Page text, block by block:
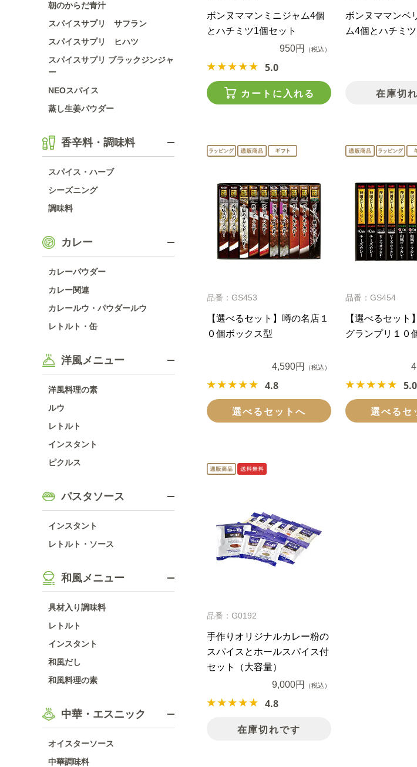
朝のからだ青汁
スパイスサプリ サフラン
スパイスサプリ ヒハツ
スパイスサプリ ブラックジンジャ
ー
NEOスパイス
蒸し生姜パウダー
香辛料・調味料
スパイス・ハーブ
シーズニング
調味料
カレー
カレーパウダー
カレー関連
カレールウ・パウダールウ
レトルト・缶
洋風メニュー
洋風料理の素
ルウ
レトルト
インスタント
ピクルス
パスタソース
インスタント
レトルト・ソース
和風メニュー
具材入り調味料
レトルト
インスタント
和風だし
和風料理の素
中華・エスニック
オイスターソース
中華調味料
ボンヌママンミニジャム4個
とハチミツ1個セット
950円
（税込）
5.0
カートに入れる
ボンヌママンベ
ム4個とハチミ
在庫切
品番：GS453
【選べるセット】噂の名店１
０個ボックス型
4,590円 （税込）
4.8
選べるセットへ
品番：GS454
【選べるセット
グランプリ１０
5.0
選べるセ
品番：G0192
手作りオリジナルカレー粉の
スパイスとホールスパイス付
セット（大容量）
9,000円
（税込）
4.8
在庫切れです